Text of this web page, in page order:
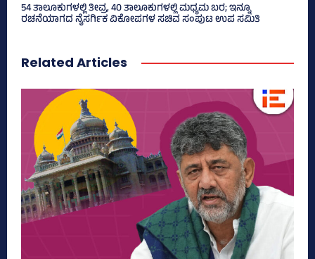
54 ತಾಲೂಕುಗಳಲ್ಲಿ ತೀವ್ರ, 40 ತಾಲೂಕುಗಳಲ್ಲಿ ಮಧ್ಯಮ ಬರ; ಇನ್ನೂ
ರಚನೆಯಾಗದ ನೈಸರ್ಗಿಕ ವಿಕೋಪಗಳ ಸಚಿವ ಸಂಪುಟ ಉಪ ಸಮಿತಿ
Related Articles